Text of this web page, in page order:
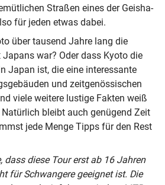
Straßen eines der Geisha-
für jeden etwas dabei.
über tausend Jahre lang die
war? Oder dass Kyoto die
Japan ist, die eine interessante
und zeitgenössischen
viele weitere lustige Fakten weiß
bleibt auch genügend Zeit
jede Menge Tipps für den Rest
dass diese Tour erst ab 16 Jahren
für Schwangere geeignet ist. Die